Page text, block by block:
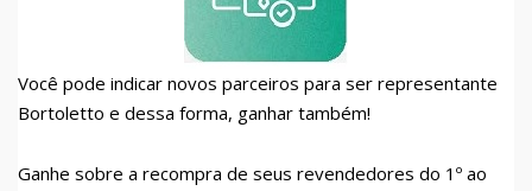
Você pode indicar novos parceiros para ser representante
Bortoletto e dessa forma, ganhar também!
Ganhe sobre a recompra de seus revendedores do 1º ao